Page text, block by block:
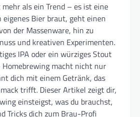
als ein Trend – es ist eine
eigenes Bier braut, geht einen
der Massenware, hin zu
und kreativen Experimenten.
IPA oder ein würziges Stout
macht nicht nur
dich mit einem Getränk, das
trifft. Dieser Artikel zeigt dir,
einsteigst, was du brauchst,
Tricks dich zum Brau-Profi